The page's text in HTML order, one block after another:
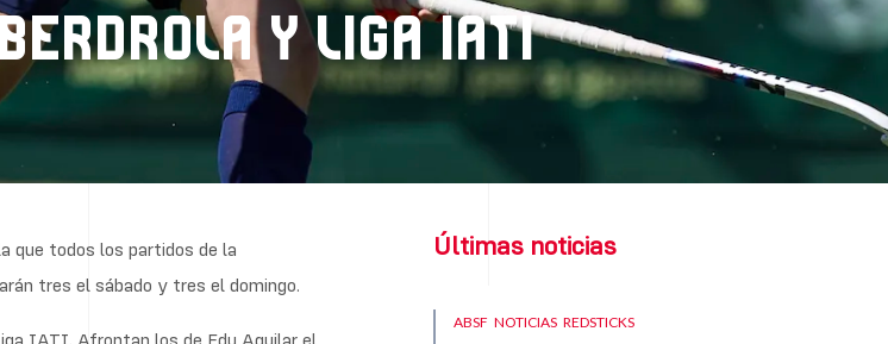
Y LIGA IATI
que todos los partidos de la
tres el sábado y tres el domingo.
IATI. Afrontan los de Edu Aguilar el
Últimas noticias
ABSF NOTICIAS REDSTICKS